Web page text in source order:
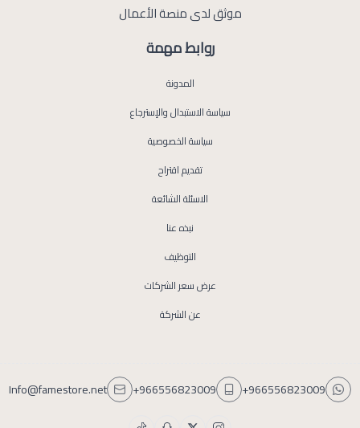
روابط مهمة
المدونة
سياسة الاستبدال والإسترجاع
سياسة الخصوصية
تقديم اقتراح
الاسئلة الشائعة
نبذه عنا
التوظيف
عرض سعر الشركات
عن الشركة
موثق لدى منصة الأعمال
+966556823009
+966556823009
Info@famestore.net